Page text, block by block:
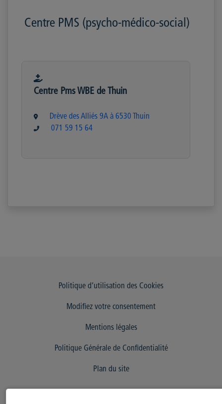
Centre PMS (psycho-médico-social)
Centre Pms WBE de Thuin
Drève des Alliés 9A à 6530 Thuin
071 59 15 64
Politique d’utilisation des Cookies
Modifiez votre consentement
Mentions légales
Politique Générale de Confidentialité
Plan du site